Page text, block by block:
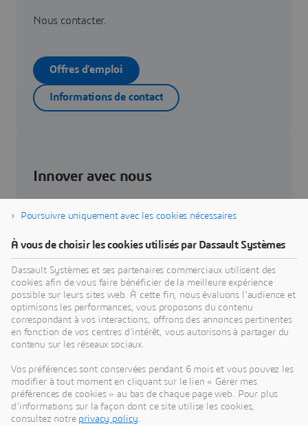
Nous contacter.
Offres d’emploi
Informations de contact
Innover avec nous
3DEXPERIENCE Lab
Construire un avenir durable.
Poursuivre uniquement avec les cookies nécessaires
À vous de choisir les cookies utilisés par Dassault Systèmes
Dassault Systèmes et ses partenaires commerciaux utilisent des
cookies afin de vous faire bénéficier de la meilleure expérience
possible sur leurs sites web. À cette fin, nous évaluons l'audience et
optimisons les performances, vous proposons du contenu
correspondant à vos interactions, offrons des annonces pertinentes
en fonction de vos centres d'intérêt, vous autorisons à partager du
contenu sur les réseaux sociaux.
Vos préférences sont conservées pendant 6 mois et vous pouvez les
modifier à tout moment en cliquant sur le lien « Gérer mes
préférences de cookies » au bas de chaque page web. Pour plus
d'informations sur la façon dont ce site utilise les cookies,
consultez notre privacy policy.